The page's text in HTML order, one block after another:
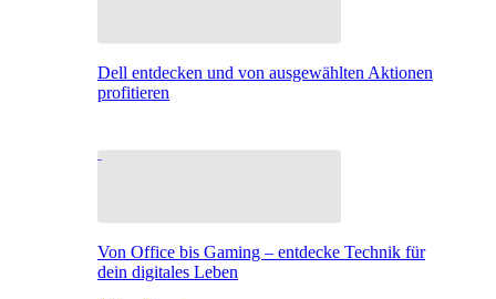
Dell entdecken und von ausgewählten Aktionen
profitieren
Von Office bis Gaming – entdecke Technik für
dein digitales Leben